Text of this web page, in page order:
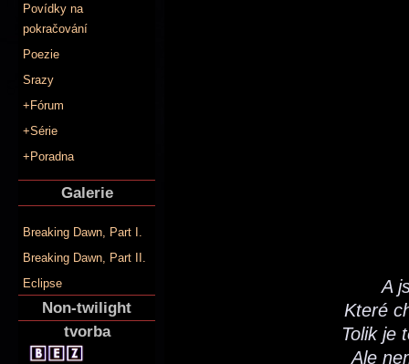
Povídky na
pokračování
Poezie
Srazy
+Fórum
+Série
+Poradna
Galerie
Breaking Dawn, Part I.
Breaking Dawn, Part II.
Eclipse
Non-twilight
tvorba
A
Které
Tolik je
Ale